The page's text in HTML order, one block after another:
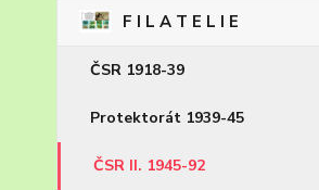
F I L A T E L I E
ČSR 1918-39
Protektorát 1939-45
ČSR II. 1945-92